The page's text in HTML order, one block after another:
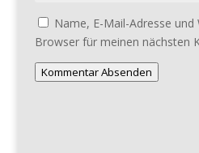
Name, E-Mail-Adresse
Browser für meinen nächsten
Kommentar Absenden